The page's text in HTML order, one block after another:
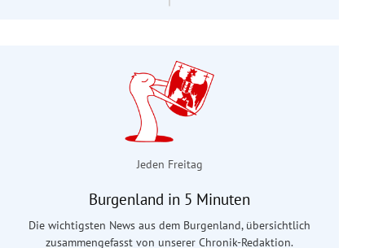
Jeden Freitag
Burgenland in 5 Minuten
Die wichtigsten News aus dem Burgenland, übersichtlich
zusammengefasst von unserer Chronik-Redaktion.